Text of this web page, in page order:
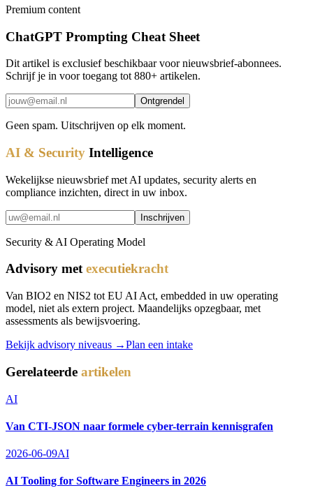
Premium content
ChatGPT Prompting Cheat Sheet
Dit artikel is exclusief beschikbaar voor nieuwsbrief-abonnees.
Schrijf je in voor toegang tot 880+ artikelen.
Ontgrendel
Geen spam. Uitschrijven op elk moment.
AI & Security Intelligence
Wekelijkse nieuwsbrief met AI updates, security alerts en
compliance inzichten, direct in uw inbox.
Inschrijven
Security & AI Operating Model
Advisory metexecutiekracht
Van BIO2 en NIS2 tot EU AI Act, embedded in uw operating
model, niet als extern project. Maandelijks opzegbaar, met
assessments als bewijsvoering.
Bekijk advisory niveaus →Plan een intake
Gerelateerde artikelen
AI
Van CTI-JSON naar formele cyber-terrain kennisgrafen
2026-06-09AI
AI Tooling for Software Engineers in 2026